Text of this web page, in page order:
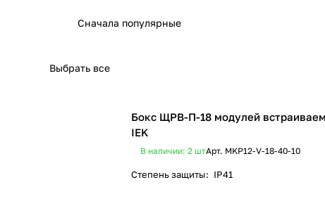
Сначала популярные
Выбрать все
Бокс ЩРВ-П-18 модулей
IEK
В наличии: 2 штАрт. MKP12-V-18-40-10
Степень защиты: IP41